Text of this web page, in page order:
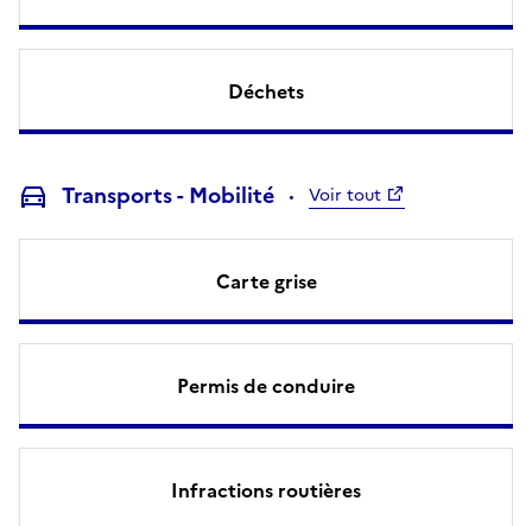
Déchets
Transports - Mobilité Voir tout
Carte grise
Permis de conduire
Infractions routières